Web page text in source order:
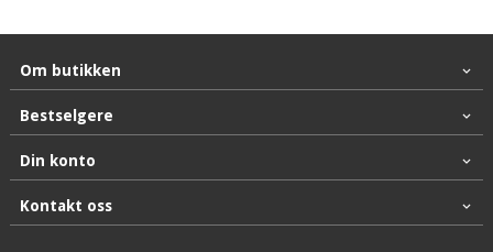
Om butikken
Bestselgere
Din konto
Kontakt oss